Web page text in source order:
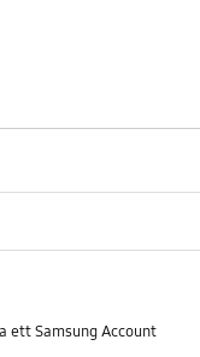
ett Samsung Account